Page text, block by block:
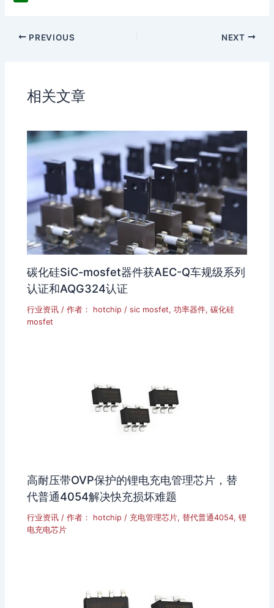
W
n
PREVIOUS NEXT
相关文章
碳化硅SiC-mosfet器件获AEC-Q车规级系列
认证和AQG324认证
行业资讯 / 作者： hotchip /sic mosfet,功率器件,碳化硅
mosfet
高耐压带OVP保护的锂电充电管理芯片，替
代普通4054解决快充损坏难题
行业资讯 / 作者： hotchip/ 充电管理芯片,替代普通4054,锂
电充电芯片